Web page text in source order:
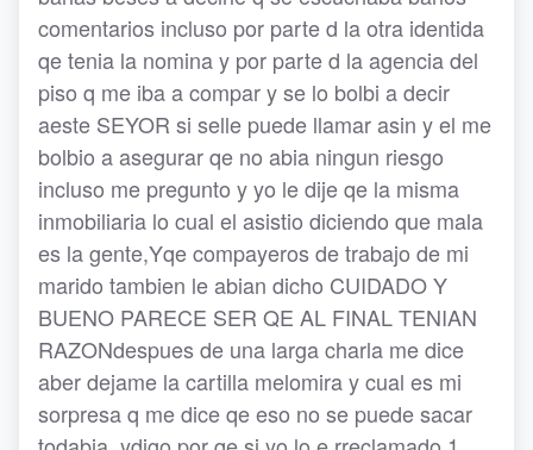
comentarios incluso por parte d la otra identida
qe tenia la nomina y por parte d la agencia del
piso q me iba a compar y se lo bolbi a decir
aeste SEYOR si selle puede llamar asin y el me
bolbio a asegurar qe no abia ningun riesgo
incluso me pregunto y yo le dije qe la misma
inmobiliaria lo cual el asistio diciendo que mala
es la gente,Yqe compayeros de trabajo de mi
marido tambien le abian dicho CUIDADO Y
BUENO PARECE SER QE AL FINAL TENIAN
RAZONdespues de una larga charla me dice
aber dejame la cartilla melomira y cual es mi
sorpresa q me dice qe eso no se puede sacar